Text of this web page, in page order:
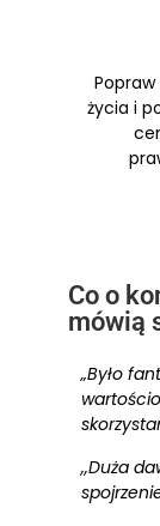
życia i
Co o
mówią
„Było
,,Duża